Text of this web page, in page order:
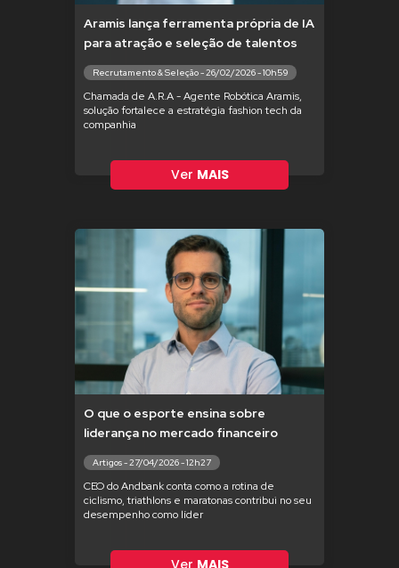
Aramis lança ferramenta própria de IA
para atração e seleção de talentos
Recrutamento & Seleção - 26/02/2026 - 10h59
Chamada de A.R.A - Agente Robótica Aramis,
solução fortalece a estratégia fashion tech da
companhia
Ver MAIS
O que o esporte ensina sobre
liderança no mercado financeiro
Artigos - 27/04/2026 - 12h27
CEO do Andbank conta como a rotina de
ciclismo, triathlons e maratonas contribui no seu
desempenho como líder